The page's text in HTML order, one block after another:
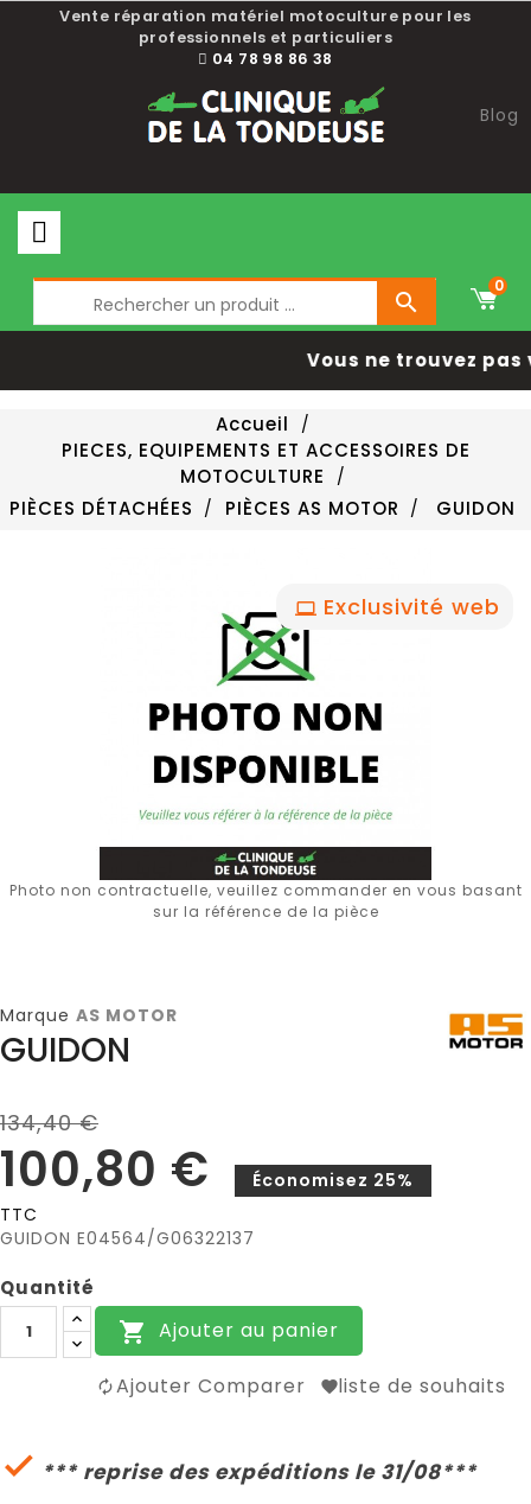
Vente réparation matériel motoculture pour les
professionnels et particuliers
04 78 98 86 38
Blog

0
Vous ne trouvez
Accueil
PIECES, EQUIPEMENTS ET ACCESSOIRES DE
MOTOCULTURE
PIÈCES DÉTACHÉES
PIÈCES AS MOTOR GUIDON
Exclusivité web
Photo non contractuelle, veuillez commander en vous basant
sur la référence de la pièce
Marque AS MOTOR
GUIDON
134,40 €
100,80 €
Économisez 25%
TTC
GUIDON E04564/G06322137
Quantité
 Ajouter au panier
Ajouter Comparer liste de souhaits
 *** reprise des expéditions le 31/08***